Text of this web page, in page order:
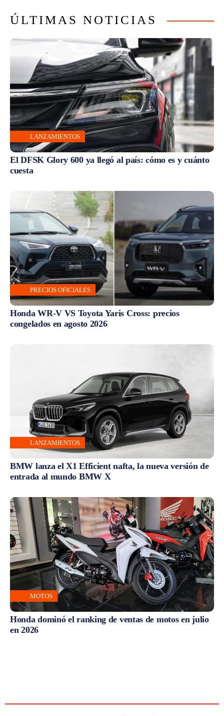
ÚLTIMAS NOTICIAS
LANZAMIENTOS
El DFSK Glory 600 ya llegó al país: cómo es y cuánto
cuesta
PRECIOS OFICIALES
Honda WR-V VS Toyota Yaris Cross: precios
congelados en agosto 2026
LANZAMIENTOS
BMW lanza el X1 Efficient nafta, la nueva versión de
entrada al mundo BMW X
MOTOS
Honda dominó el ranking de ventas de motos en julio
en 2026